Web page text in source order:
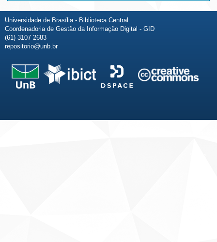
Universidade de Brasília - Biblioteca Central
Coordenadoria de Gestão da Informação Digital - GID
(61) 3107-2683
repositorio@unb.br